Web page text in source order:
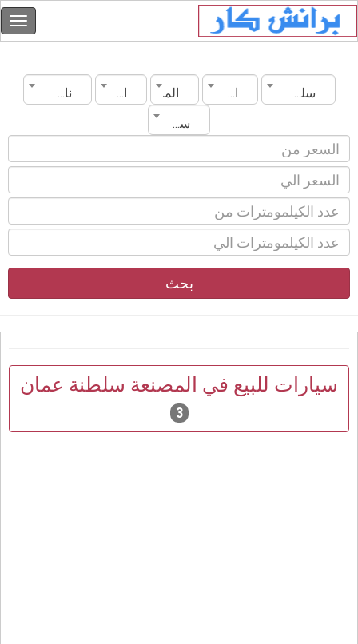
سلطنة عمان المصنعة الماركة الموديل
ناقل الحركة
سنة الصنع
بحث
سيارات للبيع في المصنعة سلطنة عمان
3